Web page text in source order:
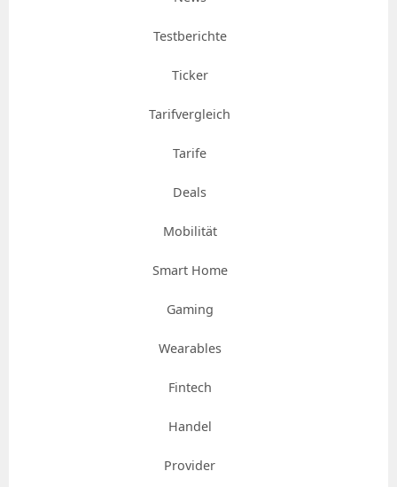
Testberichte
Ticker
Tarifvergleich
Tarife
Deals
Mobilität
Smart Home
Gaming
Wearables
Fintech
Handel
Provider